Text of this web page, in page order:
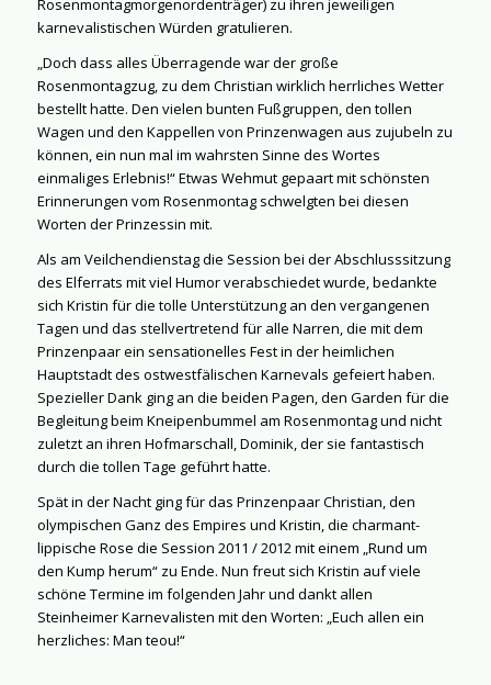
Rosenmontagmorgenordenträger) zu ihren jeweiligen
karnevalistischen Würden gratulieren.
„Doch dass alles Überragende war der große
Rosenmontagzug, zu dem Christian wirklich herrliches Wetter
bestellt hatte. Den vielen bunten Fußgruppen, den tollen
Wagen und den Kappellen von Prinzenwagen aus zujubeln zu
können, ein nun mal im wahrsten Sinne des Wortes
einmaliges Erlebnis!“ Etwas Wehmut gepaart mit schönsten
Erinnerungen vom Rosenmontag schwelgten bei diesen
Worten der Prinzessin mit.
Als am Veilchendienstag die Session bei der Abschlusssitzung
des Elferrats mit viel Humor verabschiedet wurde, bedankte
sich Kristin für die tolle Unterstützung an den vergangenen
Tagen und das stellvertretend für alle Narren, die mit dem
Prinzenpaar ein sensationelles Fest in der heimlichen
Hauptstadt des ostwestfälischen Karnevals gefeiert haben.
Spezieller Dank ging an die beiden Pagen, den Garden für die
Begleitung beim Kneipenbummel am Rosenmontag und nicht
zuletzt an ihren Hofmarschall, Dominik, der sie fantastisch
durch die tollen Tage geführt hatte.
Spät in der Nacht ging für das Prinzenpaar Christian, den
olympischen Ganz des Empires und Kristin, die charmant-
lippische Rose die Session 2011 / 2012 mit einem „Rund um
den Kump herum“ zu Ende. Nun freut sich Kristin auf viele
schöne Termine im folgenden Jahr und dankt allen
Steinheimer Karnevalisten mit den Worten: „Euch allen ein
herzliches: Man teou!“